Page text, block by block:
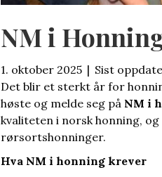
NM i
1. oktober 2025 | Sist
Det blir et sterkt år for
høste og melde seg på NM i
kvaliteten i norsk honning,
rørsortshonninger.
Hva NM i honning krever